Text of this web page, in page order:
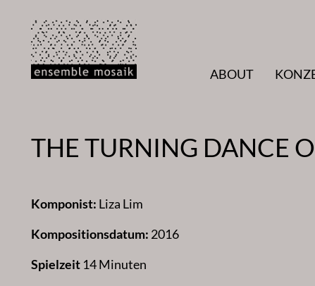
Inhalt
springen
ABOUT
THE TURNING DANCE
Komponist: Liza Lim
Kompositionsdatum: 2016
Spielzeit 14 Minuten